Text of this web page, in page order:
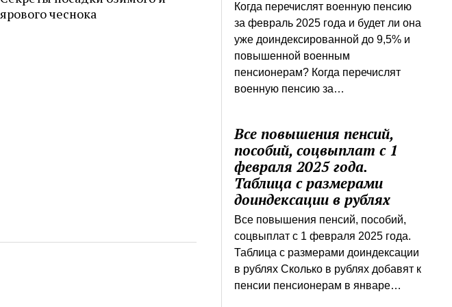
ярового чеснока
Когда перечислят военную пенсию
за февраль 2025 года и будет ли она
уже доиндексированной до 9,5% и
повышенной военным
пенсионерам? Когда перечислят
военную пенсию за…
Все повышения пенсий,
пособий, соцвыплат с 1
февраля 2025 года.
Таблица с размерами
доиндексации в рублях
Все повышения пенсий, пособий,
соцвыплат с 1 февраля 2025 года.
Таблица с размерами доиндексации
в рублях Сколько в рублях добавят к
пенсии пенсионерам в январе…